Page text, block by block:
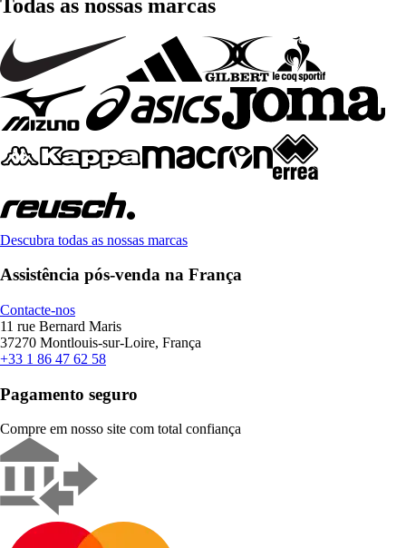
Todas as nossas marcas
Descubra todas as nossas marcas
Assistência pós-venda na França
Contacte-nos
11 rue Bernard Maris
37270 Montlouis-sur-Loire, França
+33 1 86 47 62 58
Pagamento seguro
Compre em nosso site com total confiança